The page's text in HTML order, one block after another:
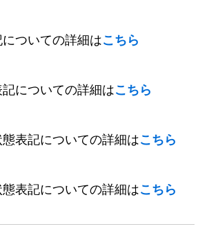
ついての詳細はこちら
についての詳細はこちら
表記についての詳細はこちら
表記についての詳細はこちら